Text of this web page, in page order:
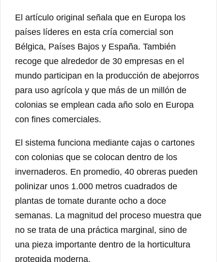
El artículo original señala que en Europa los
países líderes en esta cría comercial son
Bélgica, Países Bajos y España. También
recoge que alrededor de 30 empresas en el
mundo participan en la producción de abejorros
para uso agrícola y que más de un millón de
colonias se emplean cada año solo en Europa
con fines comerciales.
El sistema funciona mediante cajas o cartones
con colonias que se colocan dentro de los
invernaderos. En promedio, 40 obreras pueden
polinizar unos 1.000 metros cuadrados de
plantas de tomate durante ocho a doce
semanas. La magnitud del proceso muestra que
no se trata de una práctica marginal, sino de
una pieza importante dentro de la horticultura
protegida moderna.